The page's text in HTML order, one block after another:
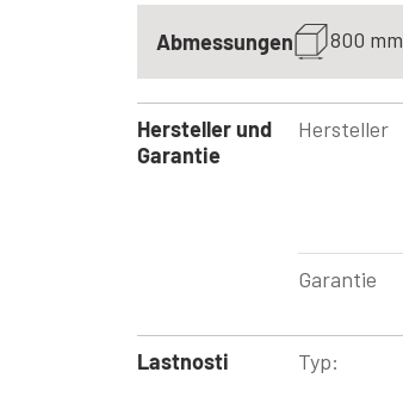
Abmessungen 800 mm
Hersteller und
Garantie
Hersteller
Garantie
Lastnosti Typ: